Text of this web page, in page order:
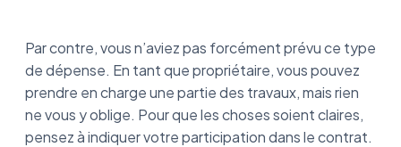
Par contre, vous n’aviez pas forcément prévu ce type
de dépense. En tant que propriétaire, vous pouvez
prendre en charge une partie des travaux, mais rien
ne vous y oblige. Pour que les choses soient claires,
pensez à indiquer votre participation dans le contrat.